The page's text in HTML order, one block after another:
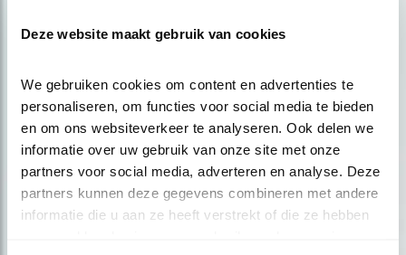
Deze website maakt gebruik van cookies
We gebruiken cookies om content en advertenties te
personaliseren, om functies voor social media te bieden
en om ons websiteverkeer te analyseren. Ook delen we
informatie over uw gebruik van onze site met onze
partners voor social media, adverteren en analyse. Deze
partners kunnen deze gegevens combineren met andere
informatie die u aan ze heeft verstrekt of die ze hebben